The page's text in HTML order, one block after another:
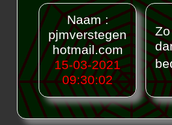
Naam :
pjmverstegen
hotmail.com
15-03-2021
09:30:02